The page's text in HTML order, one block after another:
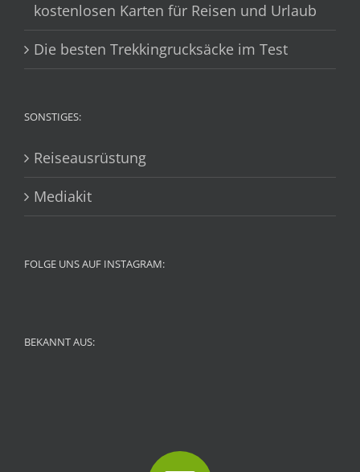
kostenlosen Karten für Reisen und Urlaub
Die besten Trekkingrucksäcke im Test
SONSTIGES:
Reiseausrüstung
Mediakit
FOLGE UNS AUF INSTAGRAM:
BEKANNT AUS: